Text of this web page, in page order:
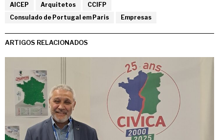
AICEP Arquitetos
CCIFP
Consulado de Portugal em Paris
Empresas
ARTIGOS RELACIONADOS